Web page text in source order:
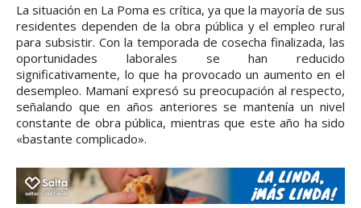
La situación en La Poma es crítica, ya que la mayoría de sus
residentes dependen de la obra pública y el empleo rural
para subsistir. Con la temporada de cosecha finalizada, las
oportunidades laborales se han reducido
significativamente, lo que ha provocado un aumento en el
desempleo. Mamaní expresó su preocupación al respecto,
señalando que en años anteriores se mantenía un nivel
constante de obra pública, mientras que este año ha sido
«bastante complicado».